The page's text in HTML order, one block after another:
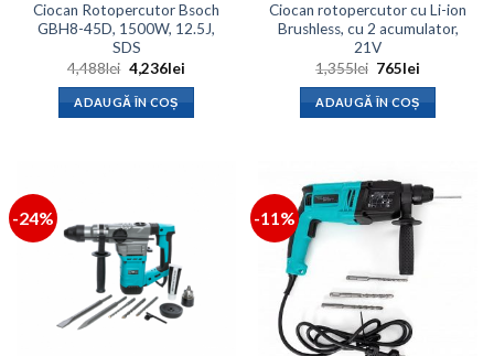
Ciocan Rotopercutor Bsoch
GBH8-45D, 1500W, 12.5J,
SDS
4,488lei Prețul
inițial
a
fost:
4,488lei.
4,236leiPrețul
ADAUGĂ ÎN COȘ
Ciocan rotopercutor cu Li-ion
Brushless, cu 2 acumulator,
21V
1,355lei Prețul
a
fost:
1,355lei.
765lei
ADAUGĂ ÎN COȘ
-24% -11%